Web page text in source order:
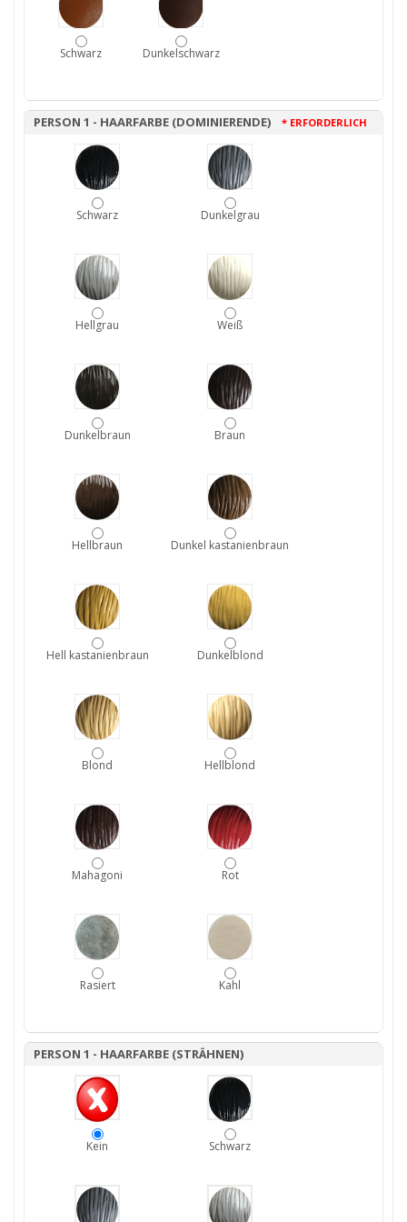
Schwarz Dunkelschwarz
PERSON 1 - HAARFARBE (DOMINIERENDE) * ERFORDERLICH
Schwarz Dunkelgrau
Hellgrau Weiß
Dunkelbraun Braun
Hellbraun Dunkel kastanienbraun
Hell kastanienbraun Dunkelblond
Blond Hellblond
Mahagoni Rot
Rasiert Kahl
PERSON 1 - HAARFARBE (STRÄHNEN)
Kein Schwarz